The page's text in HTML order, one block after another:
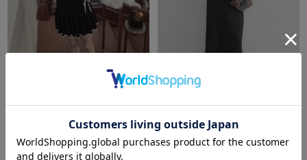
cami×pleats skirt 3piece set
￥25,300
【26AW EC先行予約】インナー
ＳＥＴ２Ｗａｙジャンスカ